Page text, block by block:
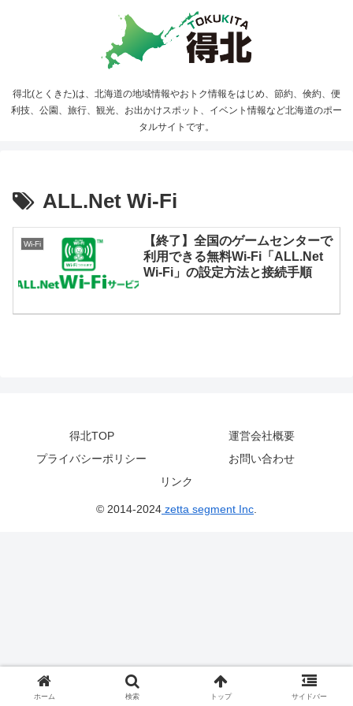
得北(とくきた)は、北海道の地域情報やおトク情報をはじめ、節約、倹約、便
利技、公園、旅行、観光、お出かけスポット、イベント情報など北海道のポー
タルサイトです。
ALL.Net Wi-Fi
Wi-Fi
【終了】全国のゲームセンターで
利用できる無料Wi-Fi「ALL.Net
Wi-Fi」の設定方法と接続手順
得北TOP
運営会社概要
プライバシーポリシー
お問い合わせ
リンク
© 2014-2024 zetta segment Inc.
ホーム 検索 トップ サイドバー